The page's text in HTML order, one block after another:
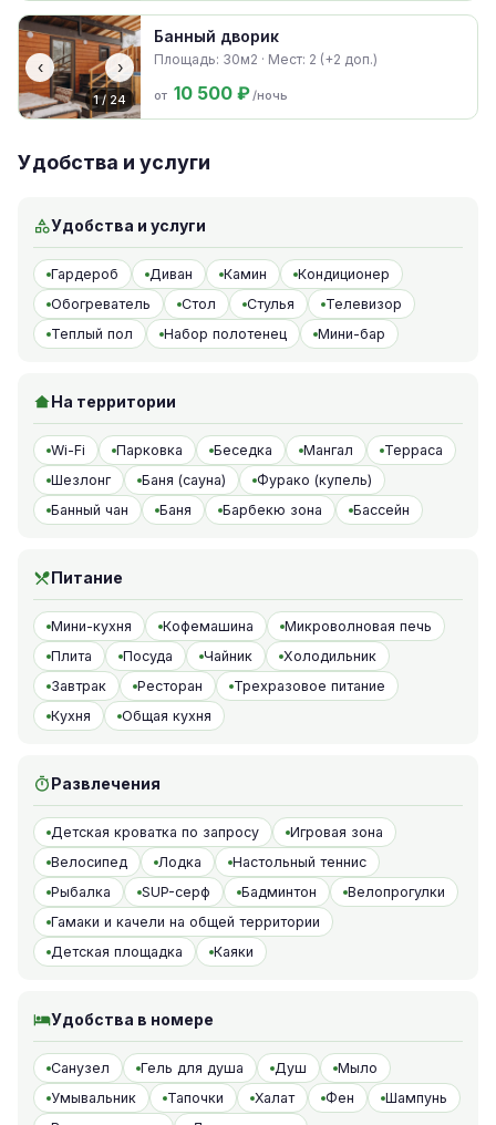
‹ ›
1 / 24
Банный дворик
Площадь: 30м2 · Мест: 2 (+2 доп.)
от 10 500 ₽/ночь
Удобства и услуги
Удобства и услуги
Гардероб Диван Камин
Кондиционер
Обогреватель
Стол Стулья
Телевизор
Теплый пол
Набор полотенец Мини-бар
На территории
Wi-Fi Парковка Беседка Мангал
Терраса
Шезлонг
Баня (сауна)
Фурако (купель)
Банный чан
Баня Барбекю зона Бассейн
Питание
Мини-кухня Кофемашина
Микроволновая печь
Плита
Посуда Чайник
Холодильник
Завтрак
Ресторан
Трехразовое питание
Кухня
Общая кухня
Развлечения
Детская кроватка по запросу
Игровая зона
Велосипед
Лодка
Настольный теннис
Рыбалка
SUP-серф Бадминтон
Велопрогулки
Гамаки и качели на общей территории
Детская площадка
Каяки
Удобства в номере
Санузел Гель для душа Душ
Мыло
Умывальник
Тапочки Халат Фен
Шампунь